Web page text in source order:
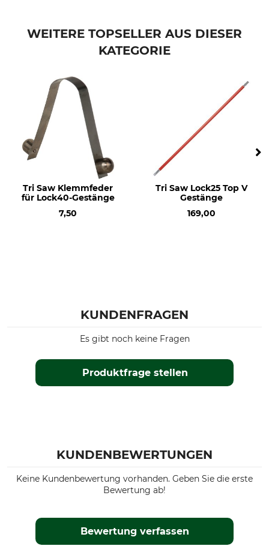
WEITERE TOPSELLER AUS DIESER
KATEGORIE
Tri Saw Klemmfeder
für Lock40-Gestänge
7,50
Tri Saw Lock25 Top V
Gestänge
169,00
KUNDENFRAGEN
Produktfrage stellen
Es gibt noch keine Fragen
KUNDENBEWERTUNGEN
Keine Kundenbewertung vorhanden. Geben Sie die erste
Bewertung ab!
Bewertung verfassen